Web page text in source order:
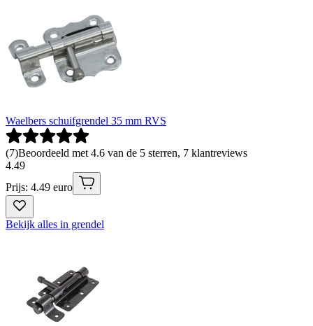
Waelbers schuifgrendel 35 mm RVS
(7)Beoordeeld met 4.6 van de 5 sterren, 7 klantreviews
4.49
Prijs: 4.49 euro
Bekijk alles in grendel